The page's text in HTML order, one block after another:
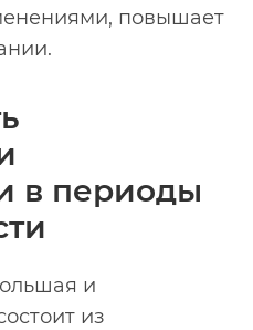
повышает
в периоды
и
из